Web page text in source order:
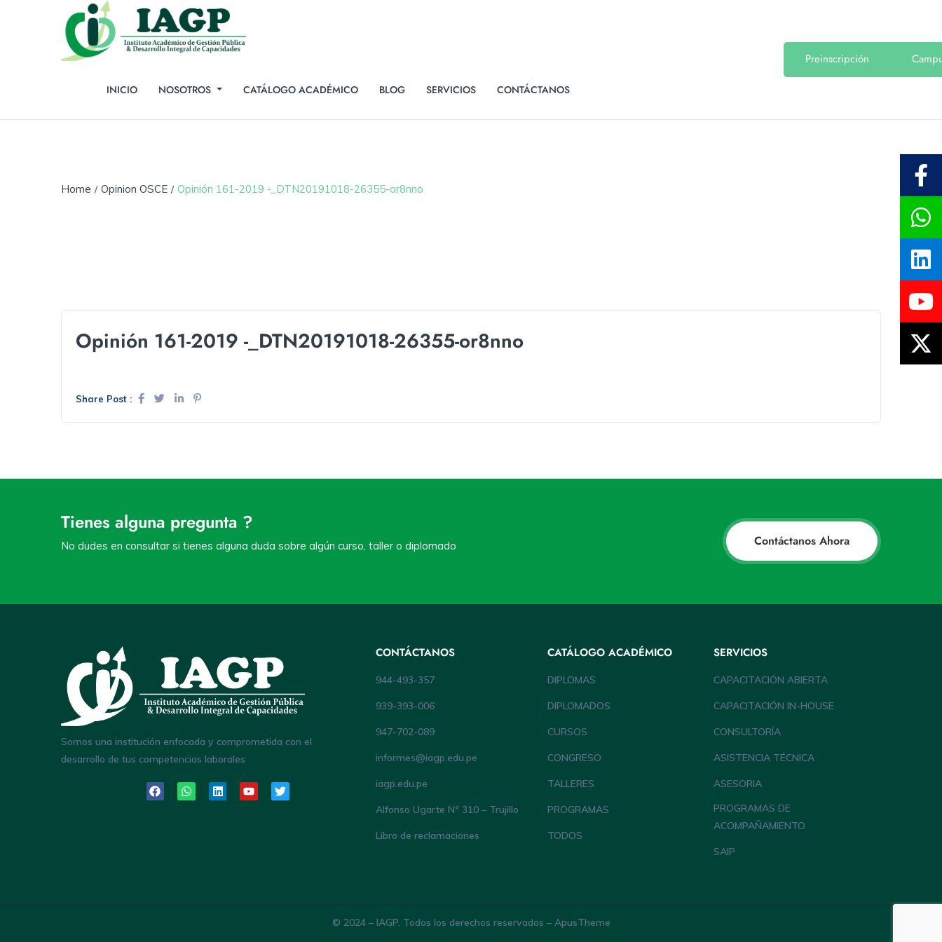
INICIO NOSOTROS CATÁLOGO ACADÉMICO BLOG SERVICIOS CONTÁCTANOS
Preinscripción
Home Opinion OSCE Opinión 161-2019 -_DTN20191018-26355-or8nno
Opinión 161-2019 -_DTN20191018-26355-or8nno
Share Post :
Tienes alguna pregunta ?
No dudes en consultar si tienes alguna duda sobre algún curso, taller o diplomado Contáctanos Ahora
Somos una institución enfocada y comprometida con el
desarrollo de tus competencias laborales
CONTÁCTANOS
944-493-357
939-393-006
947-702-089
informes@iagp.edu.pe
iagp.edu.pe
Alfonso Ugarte Nº 310 – Trujillo
Libro de reclamaciones
CATÁLOGO ACADÉMICO
DIPLOMAS
DIPLOMADOS
CURSOS
CONGRESO
TALLERES
PROGRAMAS
TODOS
SERVICIOS
CAPACITACIÓN ABIERTA
CAPACITACIÓN IN-HOUSE
CONSULTORÍA
ASISTENCIA TÉCNICA
ASESORIA
PROGRAMAS DE
ACOMPAÑAMIENTO
SAIP
© 2024 – IAGP. Todos los derechos reservados – ApusTheme